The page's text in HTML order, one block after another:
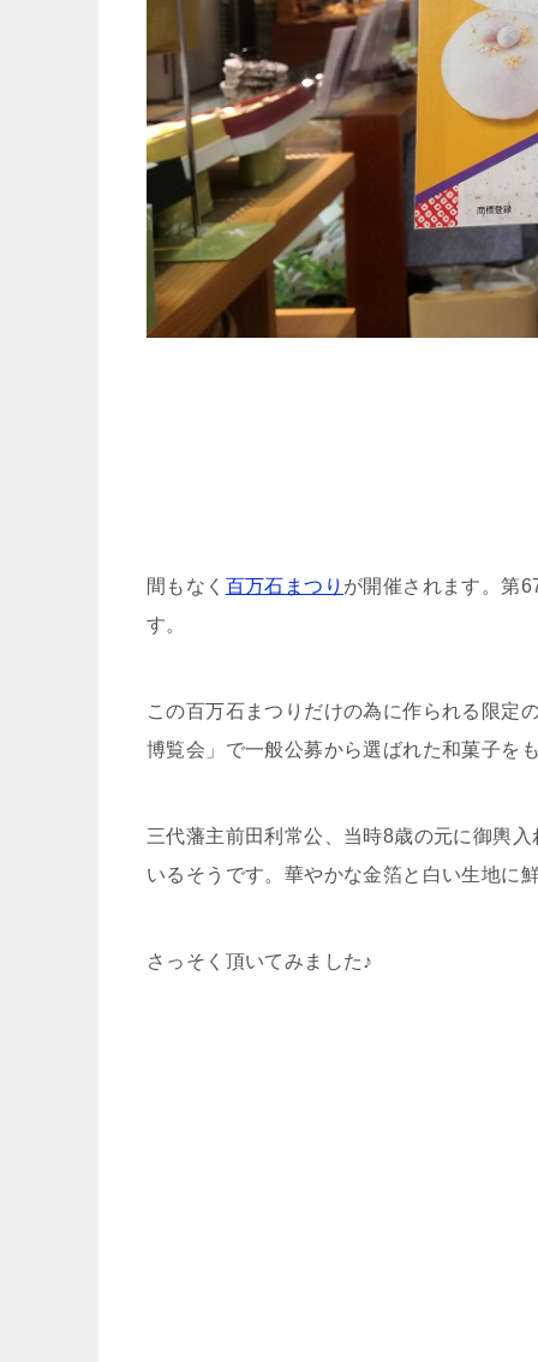
間もなく 百万石まつり が開催されます。第
す。
この百万石まつりだけの為に作られる限定
博覧会」で一般公募から選ばれた和菓子を
三代藩主前田利常公、当時8歳の元に御輿
いるそうです。華やかな金箔と白い生地に
さっそく頂いてみました♪